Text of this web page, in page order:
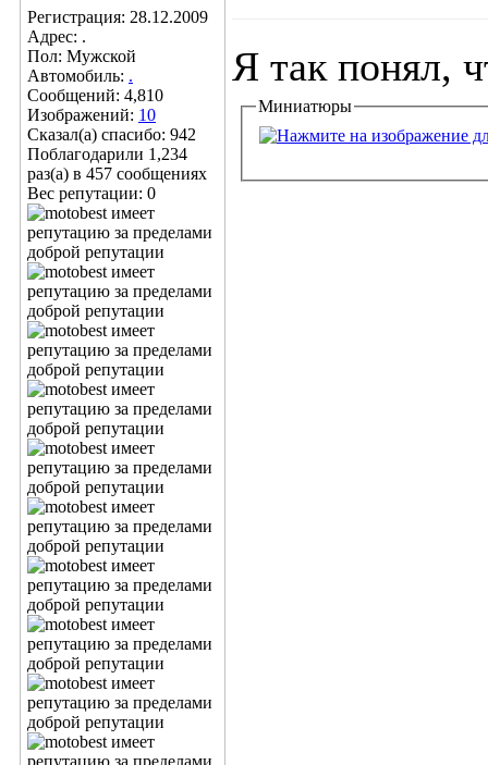
Регистрация: 28.12.2009
Адрес: .
Пол: Мужской
Автомобиль: .
Сообщений: 4,810
Изображений: 10
Сказал(а) спасибо: 942
Поблагодарили 1,234
раз(а) в 457 сообщениях
Вес репутации: 0
Я так понял,
Миниатюры